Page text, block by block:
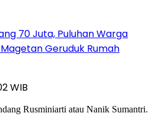
70 Juta, Puluhan Warga
Geruduk Rumah
WIB